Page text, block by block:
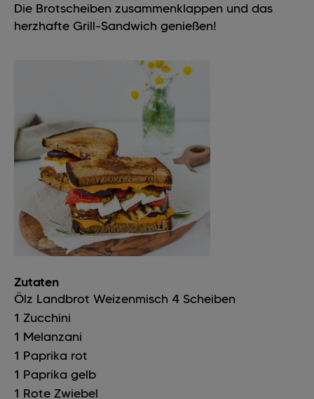
Die Brotscheiben zusammenklappen und das
herzhafte Grill-Sandwich genießen!
Zutaten
Ölz Landbrot Weizenmisch 4 Scheiben
1 Zucchini
1 Melanzani
1 Paprika rot
1 Paprika gelb
1 Rote Zwiebel